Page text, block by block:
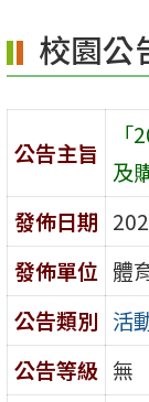
區
校園公
公告主旨
及
發佈日期
發佈單位 體
公告類別 活
公告等級 無